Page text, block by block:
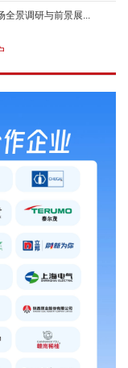
全景调研与前景展...